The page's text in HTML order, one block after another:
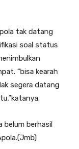
tak datang
soal status
“bisa kearah
segera datang
belum berhasil